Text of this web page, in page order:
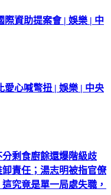
際資助提案會 | 娛樂 | 中
愛心喊彆扭 | 娛樂 | 中央
剩食廚餘還爆階級歧
責任；湯志明被指官僚
究竟是單一局處失職，